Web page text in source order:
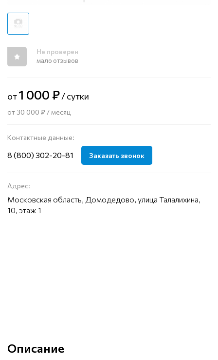
Не проверен
мало отзывов
от1 000 ₽/ сутки
от 30 000 ₽ / месяц
Контактные данные:
8 (800) 302-20-81 Заказать звонок
Адрес:
Московская область, Домодедово, улица Талалихина,
10, этаж 1
Описание